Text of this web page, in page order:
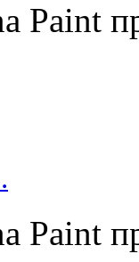
Paint
Paint